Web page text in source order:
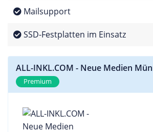
Mailsupport
SSD-Festplatten im Einsatz
ALL-INKL.COM - Neue Medien
Premium